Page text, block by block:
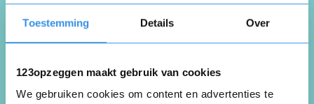
Toestemming Details Over
123opzeggen maakt gebruik van cookies
We gebruiken cookies om content en advertenties te
Handig en snel